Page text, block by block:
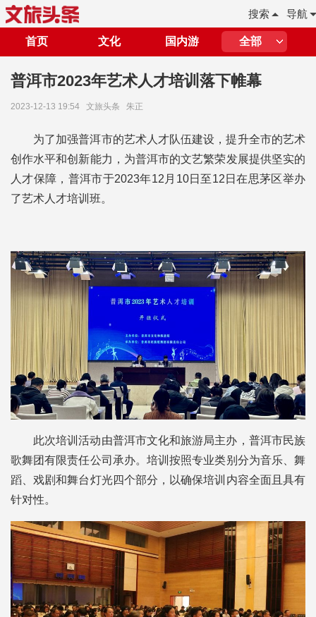
导航
搜索
首页 文化 国内游 全部
普洱市2023年艺术人才培训落下帷幕
2023-12-13 19:54 文旅头条 朱正
为了加强普洱市的艺术人才队伍建设，提升全市的艺术
创作水平和创新能力，为普洱市的文艺繁荣发展提供坚实的
人才保障，普洱市于2023年12月10日至12日在思茅区举办
了艺术人才培训班。
此次培训活动由普洱市文化和旅游局主办，普洱市民族
歌舞团有限责任公司承办。培训按照专业类别分为音乐、舞
蹈、戏剧和舞台灯光四个部分，以确保培训内容全面且具有
针对性。